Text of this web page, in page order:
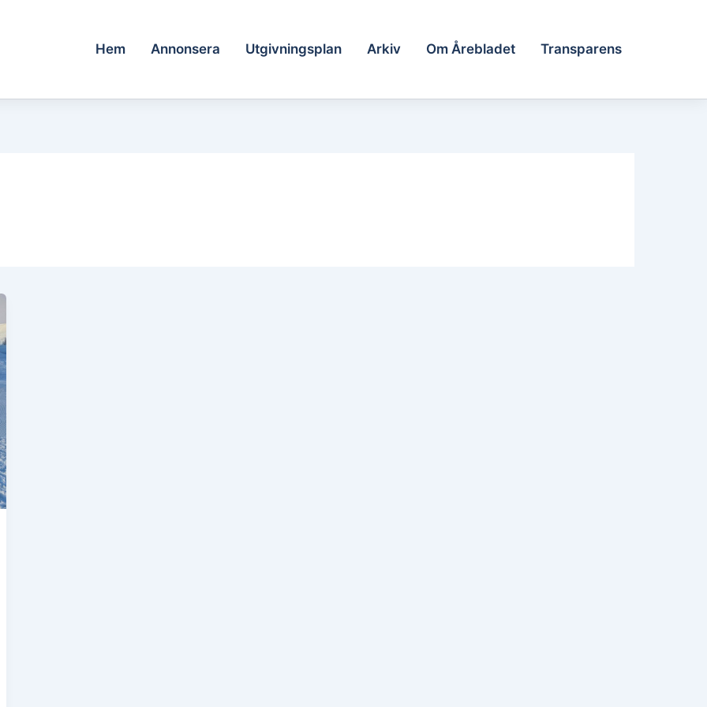
Hem Annonsera Utgivningsplan Arkiv Om Årebladet Transparens